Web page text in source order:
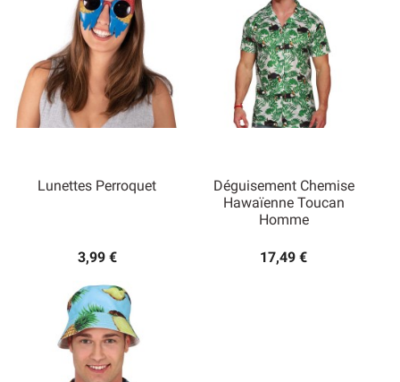
Lunettes Perroquet
3,99 €
Déguisement Chemise
Hawaïenne Toucan
Homme
17,49 €